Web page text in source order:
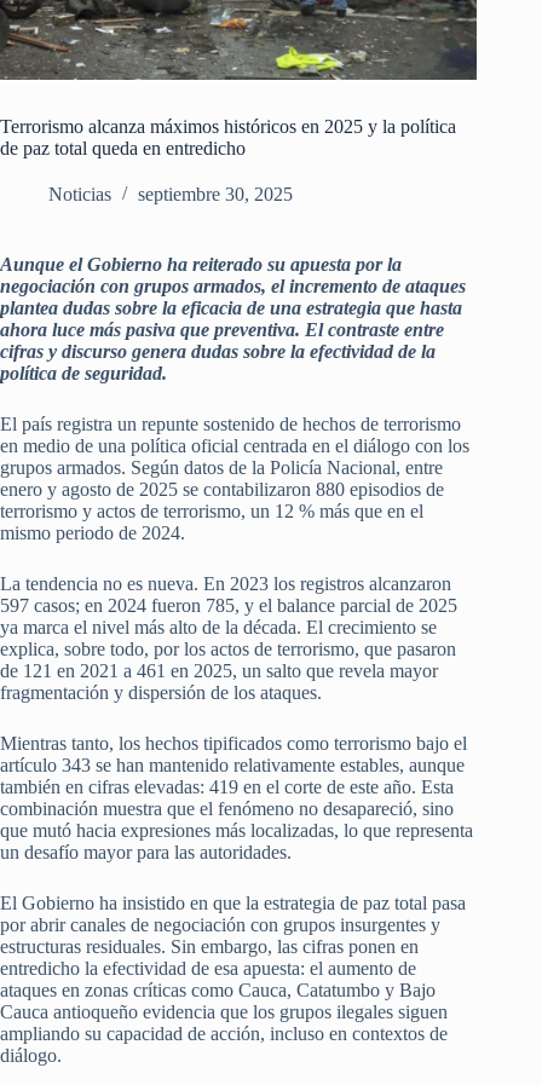
Terrorismo alcanza máximos históricos en 2025 y la política
de paz total queda en entredicho
Noticias septiembre 30, 2025
Aunque el Gobierno ha reiterado su apuesta por la
negociación con grupos armados, el incremento de ataques
plantea dudas sobre la eficacia de una estrategia que hasta
ahora luce más pasiva que preventiva. El contraste entre
cifras y discurso genera dudas sobre la efectividad de la
política de seguridad.
El país registra un repunte sostenido de hechos de terrorismo
en medio de una política oficial centrada en el diálogo con los
grupos armados. Según datos de la Policía Nacional, entre
enero y agosto de 2025 se contabilizaron 880 episodios de
terrorismo y actos de terrorismo, un 12 % más que en el
mismo periodo de 2024.
La tendencia no es nueva. En 2023 los registros alcanzaron
597 casos; en 2024 fueron 785, y el balance parcial de 2025
ya marca el nivel más alto de la década. El crecimiento se
explica, sobre todo, por los actos de terrorismo, que pasaron
de 121 en 2021 a 461 en 2025, un salto que revela mayor
fragmentación y dispersión de los ataques.
Mientras tanto, los hechos tipificados como terrorismo bajo el
artículo 343 se han mantenido relativamente estables, aunque
también en cifras elevadas: 419 en el corte de este año. Esta
combinación muestra que el fenómeno no desapareció, sino
que mutó hacia expresiones más localizadas, lo que representa
un desafío mayor para las autoridades.
El Gobierno ha insistido en que la estrategia de paz total pasa
por abrir canales de negociación con grupos insurgentes y
estructuras residuales. Sin embargo, las cifras ponen en
entredicho la efectividad de esa apuesta: el aumento de
ataques en zonas críticas como Cauca, Catatumbo y Bajo
Cauca antioqueño evidencia que los grupos ilegales siguen
ampliando su capacidad de acción, incluso en contextos de
diálogo.